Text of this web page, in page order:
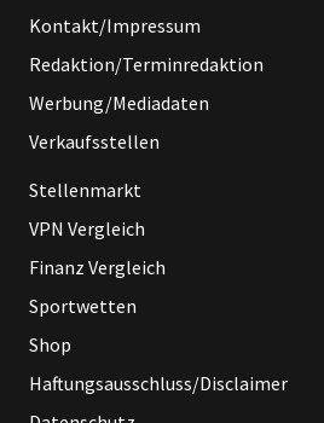
Kontakt/Impressum
Redaktion/Terminredaktion
Werbung/Mediadaten
Verkaufsstellen
Stellenmarkt
VPN Vergleich
Finanz Vergleich
Sportwetten
Shop
Haftungsausschluss/Disclaimer